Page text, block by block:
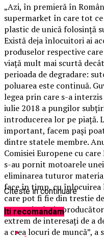
„Azi, în premieră în
supermarket în care tot
plastic de unică folosinţă
Există deja înlocuitori ai
produselor respective
viaţă mult mai scurtă
perioada de degradare:
poluarea este continuă.
legea prin care s-a
iulie 2018 a pungilor
introducerea lor pe piaţă.
important, facem paşi
dintre statele membre.
Comisiei Europene cu
s-au pornit motoarele
eliminarea tuturor
face în timp, cu înlocuirea
care pot fi fie din trestie
acesta, inclusiv
extrem de interesaţi de a
a crea locuri de muncă”, a
Citeste in continuare
Iti recomandam